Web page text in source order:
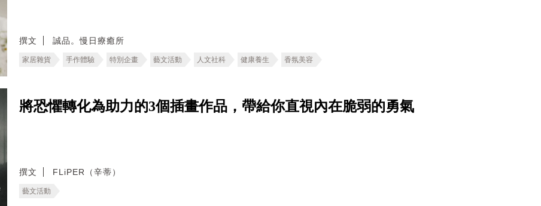
撰文 誠品。慢日療癒所
家居雜貨 手作體驗 特別企畫 藝文活動 人文社科 健康養生 香氛美容
將恐懼轉化為助力的3個插畫作品，帶給你直視內在脆弱的勇氣
撰文 FLiPER（辛蒂）
藝文活動